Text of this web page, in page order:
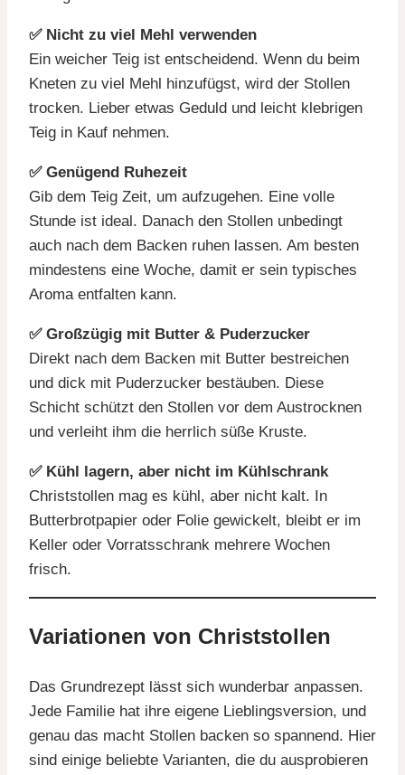
✅ Nicht zu viel Mehl verwenden
Ein weicher Teig ist entscheidend. Wenn du beim
Kneten zu viel Mehl hinzufügst, wird der Stollen
trocken. Lieber etwas Geduld und leicht klebrigen
Teig in Kauf nehmen.
✅ Genügend Ruhezeit
Gib dem Teig Zeit, um aufzugehen. Eine volle
Stunde ist ideal. Danach den Stollen unbedingt
auch nach dem Backen ruhen lassen. Am besten
mindestens eine Woche, damit er sein typisches
Aroma entfalten kann.
✅ Großzügig mit Butter & Puderzucker
Direkt nach dem Backen mit Butter bestreichen
und dick mit Puderzucker bestäuben. Diese
Schicht schützt den Stollen vor dem Austrocknen
und verleiht ihm die herrlich süße Kruste.
✅ Kühl lagern, aber nicht im Kühlschrank
Christstollen mag es kühl, aber nicht kalt. In
Butterbrotpapier oder Folie gewickelt, bleibt er im
Keller oder Vorratsschrank mehrere Wochen
frisch.
Variationen von Christstollen
Das Grundrezept lässt sich wunderbar anpassen.
Jede Familie hat ihre eigene Lieblingsversion, und
genau das macht Stollen backen so spannend. Hier
sind einige beliebte Varianten, die du ausprobieren